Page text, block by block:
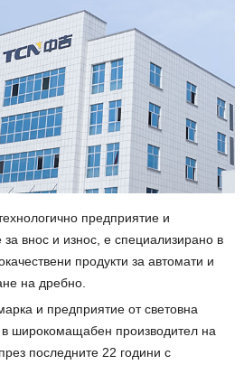
предприятие и
внос и износ, е специализирано в
продукти за автомати и
на дребно.
и предприятие от световна
в широкомащабен производител на
последните 22 години с